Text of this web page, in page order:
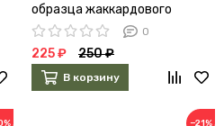
образца жаккардового
плетения чистые 0
225 ₽ 250 ₽
В корзину
−21%